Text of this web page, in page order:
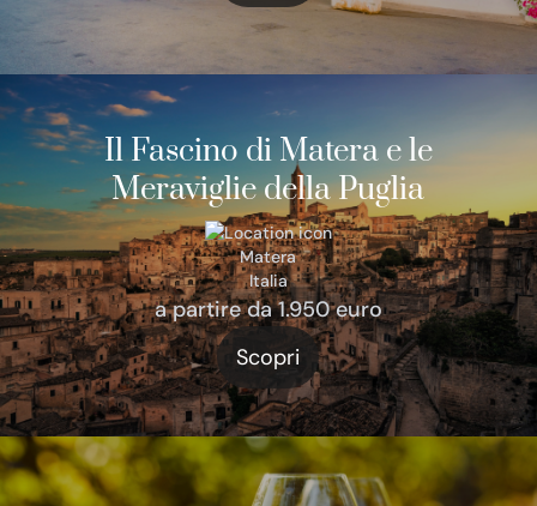
Il Fascino di Matera e le
Meraviglie della Puglia
Matera
Italia
a partire da 1.950 euro
Scopri